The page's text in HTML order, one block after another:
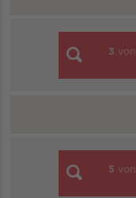
3 von
5 von